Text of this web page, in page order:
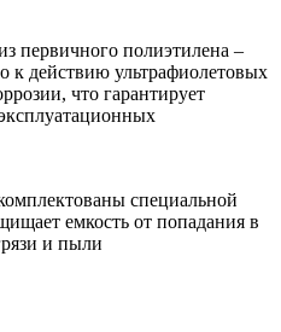
первичного полиэтилена –
к действию ультрафиолетовых
что гарантирует
специальной
емкость от попадания в
и пыли